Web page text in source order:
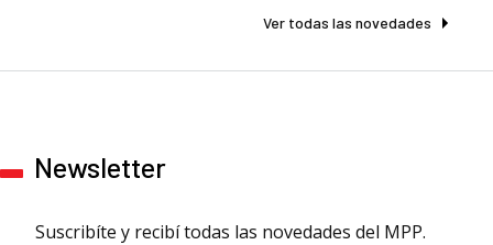
Ver todas las novedades
Newsletter
Suscribíte y recibí todas las novedades del MPP.